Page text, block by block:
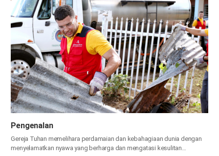
Pengenalan
Gereja Tuhan memelihara perdamaian dan kebahagiaan dunia dengan
menyelamatkan nyawa yang berharga dan mengatasi kesulitan